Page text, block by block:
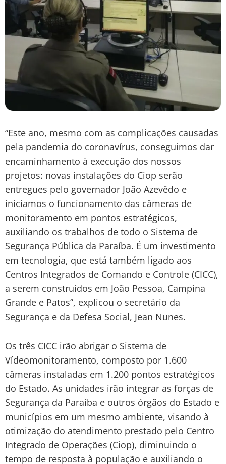
“Este ano, mesmo com as complicações causadas
pela pandemia do coronavírus, conseguimos dar
encaminhamento à execução dos nossos
projetos: novas instalações do Ciop serão
entregues pelo governador João Azevêdo e
iniciamos o funcionamento das câmeras de
monitoramento em pontos estratégicos,
auxiliando os trabalhos de todo o Sistema de
Segurança Pública da Paraíba. É um investimento
em tecnologia, que está também ligado aos
Centros Integrados de Comando e Controle (CICC),
a serem construídos em João Pessoa, Campina
Grande e Patos”, explicou o secretário da
Segurança e da Defesa Social, Jean Nunes.
Os três CICC irão abrigar o Sistema de
Vídeomonitoramento, composto por 1.600
câmeras instaladas em 1.200 pontos estratégicos
do Estado. As unidades irão integrar as forças de
Segurança da Paraíba e outros órgãos do Estado e
municípios em um mesmo ambiente, visando à
otimização do atendimento prestado pelo Centro
Integrado de Operações (Ciop), diminuindo o
tempo de resposta à população e auxiliando o